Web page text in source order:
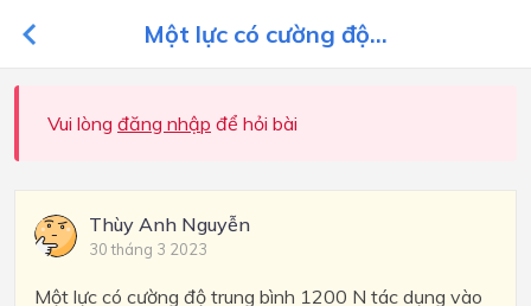
Một lực có cường độ...
Vui lòng đăng nhập để hỏi bài
Thùy Anh Nguyễn
30 tháng 3 2023
Một lực có cường độ trung bình 1200 N tác dụng vào